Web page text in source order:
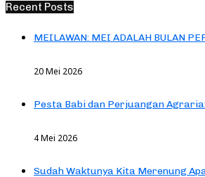
Recent Posts
MEILAWAN: MEI ADALAH BULAN
20 Mei 2026
Pesta Babi dan Perjuangan
4 Mei 2026
Sudah Waktunya Kita Merenung